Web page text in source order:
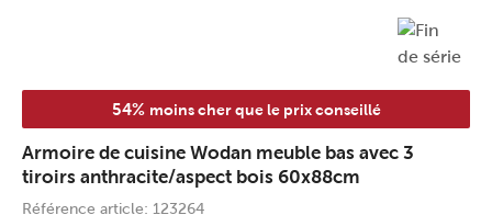
54% moins cher que le prix conseillé
Armoire de cuisine Wodan meuble bas avec 3
tiroirs anthracite/aspect bois 60x88cm
Référence article: 123264